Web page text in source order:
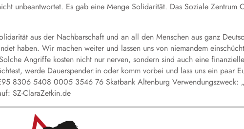
unbeantwortet. Es gab eine Menge Solidarität. Das Soziale Zentrum
aus der Nachbarschaft und an all den Menschen aus ganz
haben. Wir machen weiter und lassen uns von niemandem
Angriffe kosten nicht nur nerven, sondern sind auch eine
werde Dauerspender:in oder komm vorbei und lass uns ein paar
8306 5408 0005 3546 76 Skatbank Altenburg Verwendungszweck:
SZ-ClaraZetkin.de